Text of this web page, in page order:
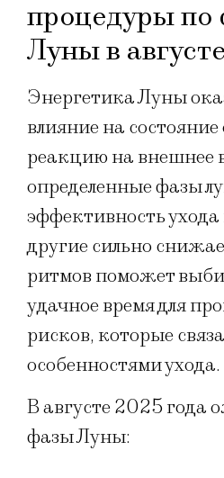
процедуры по
Луны в
Энергетика Луны
влияние на
реакцию на внешнее
определенные фазы
эффективность ухода
другие сильно
ритмов поможет
удачное время для
рисков, которые
особенностями ухода.
В августе 2025 года
фазы Луны: